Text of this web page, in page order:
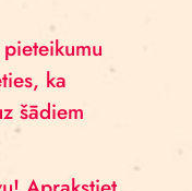
ka
šādiem